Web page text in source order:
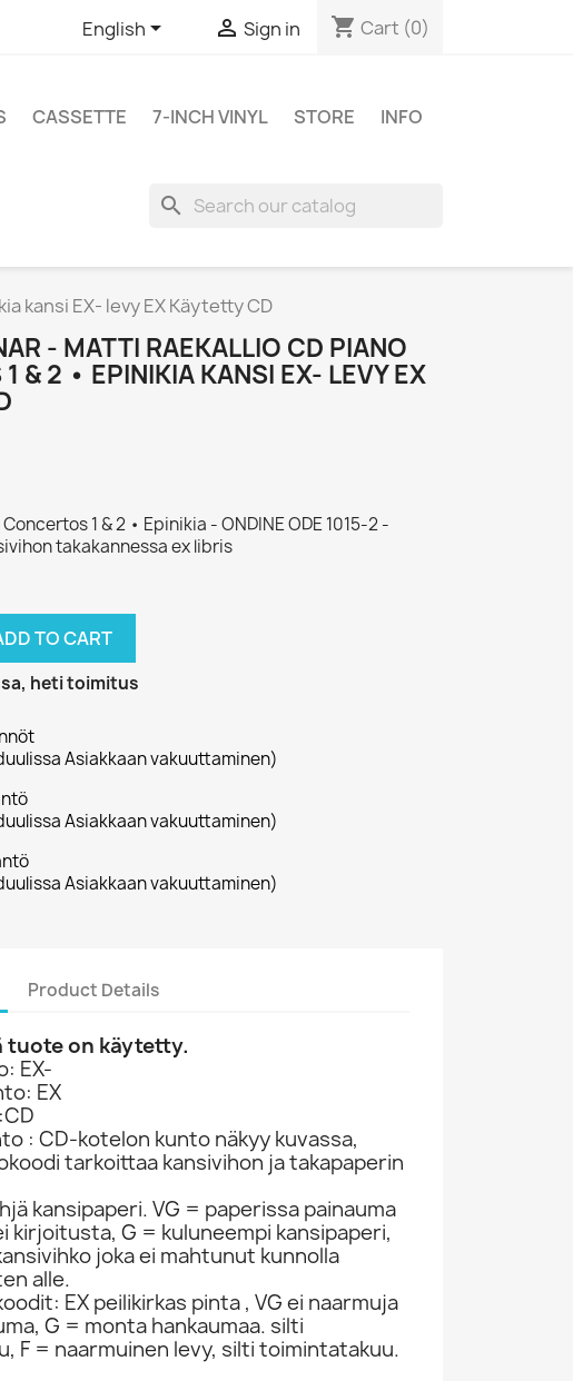
English  Sign in shopping_cart Cart (0)
CASSETTE 7-INCH VINYL STORE
INFO
search
kansi EX- levy EX Käytetty CD
- MATTI RAEKALLIO CD PIANO
& 2 • EPINIKIA KANSI EX- LEVY EX
1 & 2 • Epinikia - ONDINE ODE 1015-2 -
takakannessa ex libris
TO CART
heti toimitus
Asiakkaan vakuuttaminen)
Asiakkaan vakuuttaminen)
Asiakkaan vakuuttaminen)
Product Details
tuote on käytetty.
EX-
EX
: CD-kotelon kunto näkyy kuvassa,
tarkoittaa kansivihon ja takapaperin
kansipaperi. VG = paperissa painauma
kirjoitusta, G = kuluneempi kansipaperi,
joka ei mahtunut kunnolla
alle.
EX peilikirkas pinta , VG ei naarmuja
G = monta hankaumaa. silti
F = naarmuinen levy, silti toimintatakuu.